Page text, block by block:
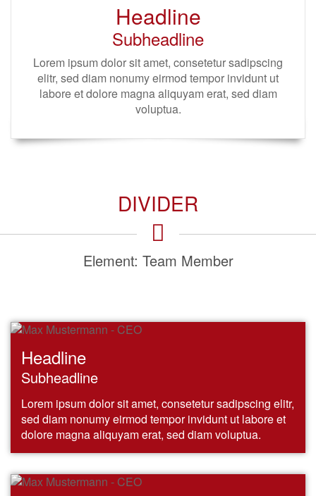
Headline
Subheadline
Lorem ipsum dolor sit amet, consetetur sadipscing
elitr, sed diam nonumy eirmod tempor invidunt ut
labore et dolore magna aliquyam erat, sed diam
voluptua.
DIVIDER
Element: Team Member
Headline
Subheadline
Lorem ipsum dolor sit amet, consetetur sadipscing elitr,
sed diam nonumy eirmod tempor invidunt ut labore et
dolore magna aliquyam erat, sed diam voluptua.